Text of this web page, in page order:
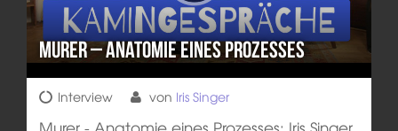
Murer – Anatomie eines Prozesses
Interview von Iris Singer